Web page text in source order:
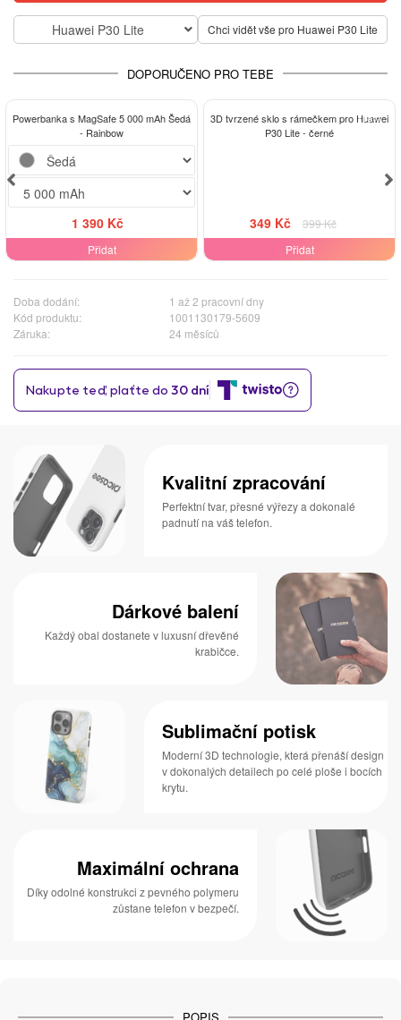
Huawei P30 Lite Chci vidět vše pro Huawei P30 Lite
DOPORUČENO PRO TEBE
Powerbanka s MagSafe 5 000 mAh Šedá
- Rainbow
1 390 Kč
Přidat
-13%
3D tvrzené sklo s rámečkem pro Huawei
P30 Lite - černé
349 Kč
399 Kč
Přidat
Doba dodání:
1 až 2 pracovní dny
Kód produktu:
1001130179-5609
Záruka:
24 měsíců
Kvalitní zpracování
Perfektní tvar, přesné výřezy a dokonalé
padnutí na váš telefon.
Dárkové balení
Každý obal dostanete v luxusní dřevěné
krabičce.
Sublimační potisk
Moderní 3D technologie, která přenáší design
v dokonalých detailech po celé ploše i bocích
krytu.
Maximální ochrana
Díky odolné konstrukci z pevného polymeru
zůstane telefon v bezpečí.